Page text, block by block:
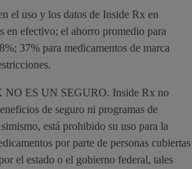
el uso y los datos de Inside Rx en
en efectivo; el ahorro promedio para
37% para medicamentos de marca
ES UN SEGURO. Inside Rx no
de seguro ni programas de
está prohibido su uso para la
por parte de personas cubiertas
el estado o el gobierno federal, tales